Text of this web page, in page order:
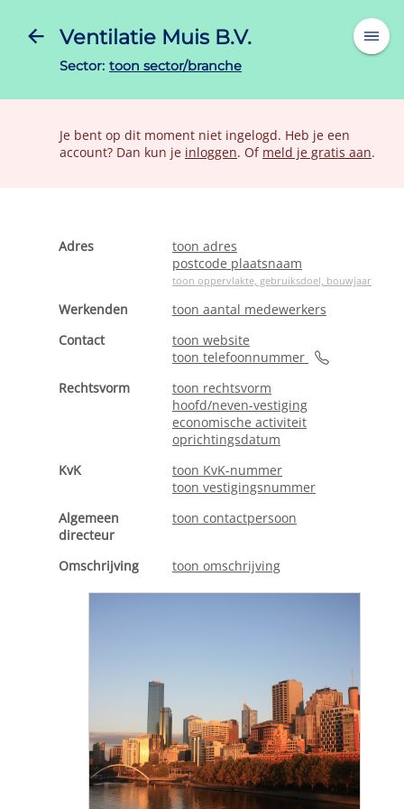
Ventilatie Muis B.V.
Sector: toon sector/branche
Je bent op dit moment niet ingelogd. Heb je een
account? Dan kun je inloggen. Of meld je gratis aan.
Adres
toon adres
postcode plaatsnaam
toon oppervlakte, gebruiksdoel, bouwjaar
Werkenden
toon aantal medewerkers
Contact
toon website
toon telefoonnummer
Rechtsvorm
toon rechtsvorm
hoofd/neven-vestiging
economische activiteit
oprichtingsdatum
KvK
toon KvK-nummer
toon vestigingsnummer
Algemeen
directeur
toon contactpersoon
Omschrijving toon omschrijving